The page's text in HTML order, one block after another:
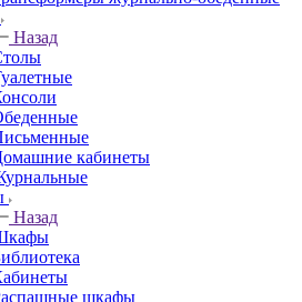
Назад
кабинеты
Назад
шкафы